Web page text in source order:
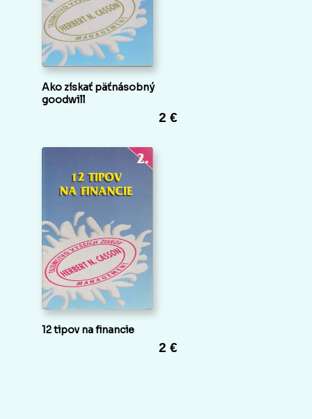
Ako získať päťnásobný
goodwill
2 €
12 tipov na financie
2 €